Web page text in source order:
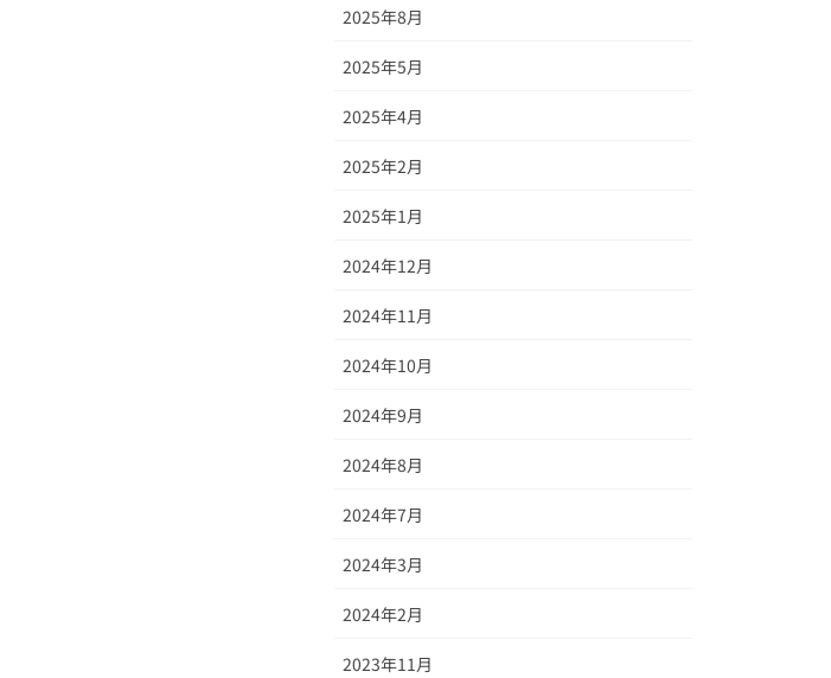
2025年8月
2025年5月
2025年4月
2025年2月
2025年1月
2024年12月
2024年11月
2024年10月
2024年9月
2024年8月
2024年7月
2024年3月
2024年2月
2023年11月